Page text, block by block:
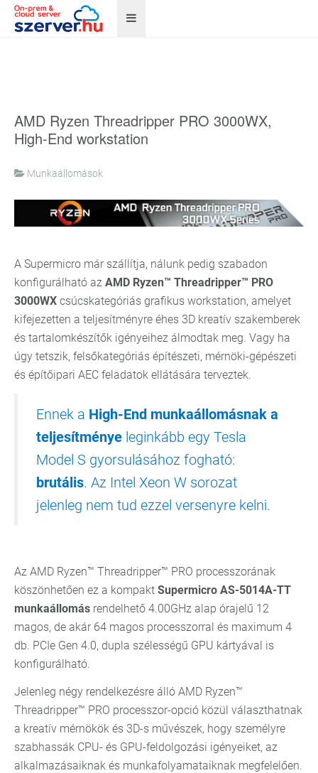
AMD Ryzen Threadripper PRO 3000WX,
High-End workstation
Munkaállomások
A Supermicro már szállítja, nálunk pedig szabadon
konfigurálható az AMD Ryzen™ Threadripper™ PRO
3000WX csúcskategóriás grafikus workstation, amelyet
kifejezetten a teljesítményre éhes 3D kreatív szakemberek
és tartalomkészítők igényeihez álmodtak meg. Vagy ha
úgy tetszik, felsőkategóriás építészeti, mérnöki-gépészeti
és építőipari AEC feladatok ellátására terveztek.
Ennek a High-End munkaállomásnak a
teljesítménye leginkább egy Tesla
Model S gyorsulásához fogható:
brutális. Az Intel Xeon W sorozat
jelenleg nem tud ezzel versenyre kelni.
Az AMD Ryzen™ Threadripper™ PRO processzorának
köszönhetően ez a kompakt Supermicro AS-5014A-TT
munkaállomás rendelhető 4.00GHz alap órajelű 12
magos, de akár 64 magos processzorral és maximum 4
db. PCIe Gen 4.0, dupla szélességű GPU kártyával is
konfigurálható.
Jelenleg négy rendelkezésre álló AMD Ryzen™
Threadripper™ PRO processzor-opció közül választhatnak
a kreatív mérnökök és 3D-s művészek, hogy személyre
szabhassák CPU- és GPU-feldolgozási igényeiket, az
alkalmazásaiknak és munkafolyamataiknak megfelelően.